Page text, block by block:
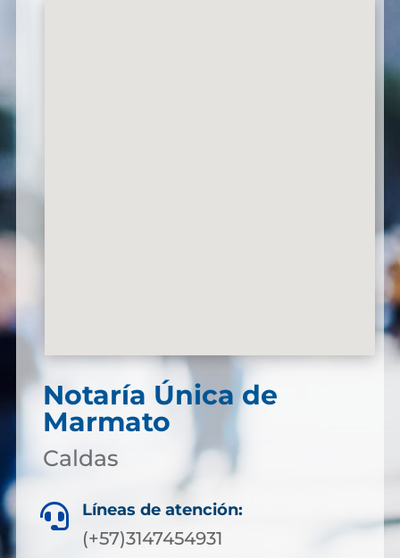
Notaría Única de
Marmato
Caldas
 Líneas de atención:
(+57)3147454931